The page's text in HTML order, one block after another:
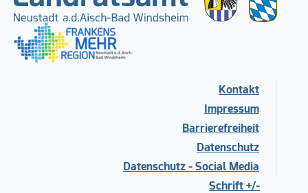
Kontakt
Impressum
Barrierefreiheit
Datenschutz
Datenschutz - Social Media
Schrift +/-